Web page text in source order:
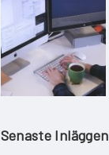
Senaste Inläggen